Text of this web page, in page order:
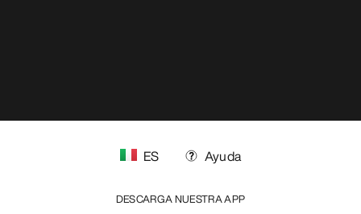
ES Ayuda
DESCARGA NUESTRA APP